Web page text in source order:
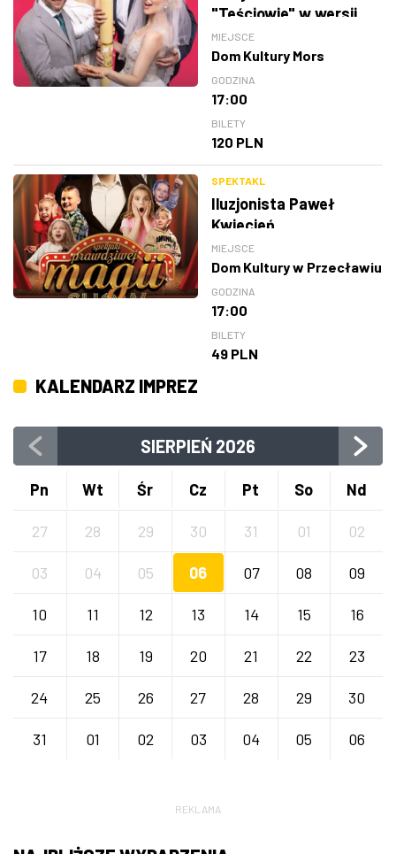
"Teściowie" w wersji
teatralnej
MIEJSCE
Dom Kultury Mors
GODZINA
17:00
BILETY
120 PLN
SPEKTAKL
Iluzjonista Paweł
Kwiecień
MIEJSCE
Dom Kultury w Przecławiu
GODZINA
17:00
BILETY
49 PLN
KALENDARZ IMPREZ
SIERPIEŃ 2026
Pn Wt Śr Cz Pt So Nd
27 28 29 30 31 01 02
03 04 05 06 07 08 09
10 11 12 13 14 15 16
17 18 19 20 21 22 23
24 25 26 27 28 29 30
31 01 02 03 04 05 06
REKLAMA